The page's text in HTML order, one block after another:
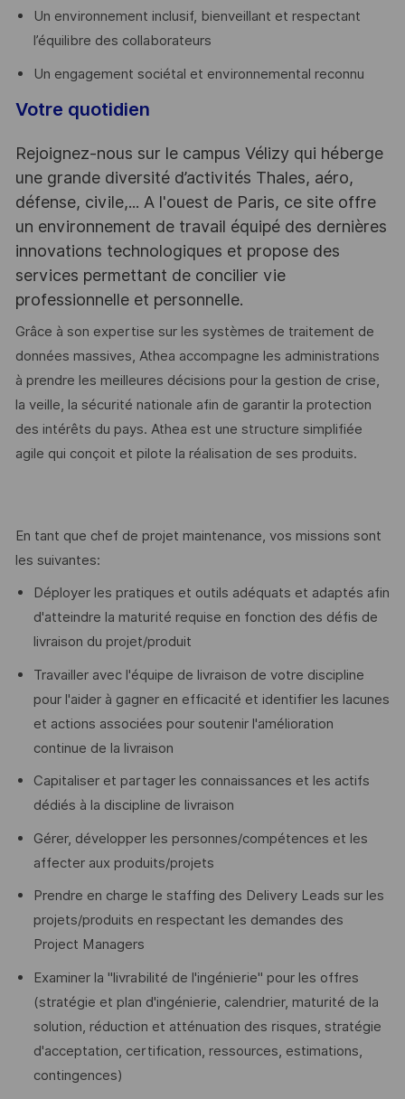
Un environnement inclusif, bienveillant et respectant
l’équilibre des collaborateurs
Un engagement sociétal et environnemental reconnu
Votre quotidien
Rejoignez-nous sur le campus Vélizy qui héberge
une grande diversité d’activités Thales, aéro,
défense, civile,... A l'ouest de Paris, ce site offre
un environnement de travail équipé des dernières
innovations technologiques et propose des
services permettant de concilier vie
professionnelle et personnelle.
Grâce à son expertise sur les systèmes de traitement de
données massives, Athea accompagne les administrations
à prendre les meilleures décisions pour la gestion de crise,
la veille, la sécurité nationale afin de garantir la protection
des intérêts du pays. Athea est une structure simplifiée
agile qui conçoit et pilote la réalisation de ses produits.
En tant que chef de projet maintenance, vos missions sont
les suivantes:
Déployer les pratiques et outils adéquats et adaptés afin
d'atteindre la maturité requise en fonction des défis de
livraison du projet/produit
Travailler avec l'équipe de livraison de votre discipline
pour l'aider à gagner en efficacité et identifier les lacunes
et actions associées pour soutenir l'amélioration
continue de la livraison
Capitaliser et partager les connaissances et les actifs
dédiés à la discipline de livraison
Gérer, développer les personnes/compétences et les
affecter aux produits/projets
Prendre en charge le staffing des Delivery Leads sur les
projets/produits en respectant les demandes des
Project Managers
Examiner la "livrabilité de l'ingénierie" pour les offres
(stratégie et plan d'ingénierie, calendrier, maturité de la
solution, réduction et atténuation des risques, stratégie
d'acceptation, certification, ressources, estimations,
contingences)